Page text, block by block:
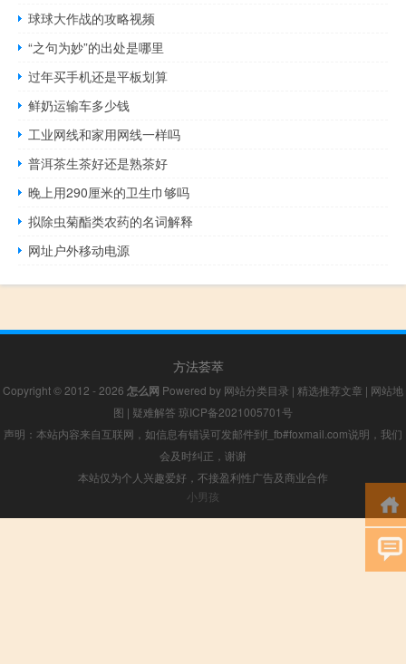
球球大作战的攻略视频
“之句为妙”的出处是哪里
过年买手机还是平板划算
鲜奶运输车多少钱
工业网线和家用网线一样吗
普洱茶生茶好还是熟茶好
晚上用290厘米的卫生巾够吗
拟除虫菊酯类农药的名词解释
网址户外移动电源
方法荟萃
Copyright © 2012 - 2026 怎么网 Powered by 网站分类目录 | 精选推荐文章 | 网站地
图 | 疑难解答 琼ICP备2021005701号
声明：本站内容来自互联网，如信息有错误可发邮件到f_fb#foxmail.com说明，我们
会及时纠正，谢谢
本站仅为个人兴趣爱好，不接盈利性广告及商业合作
小男孩